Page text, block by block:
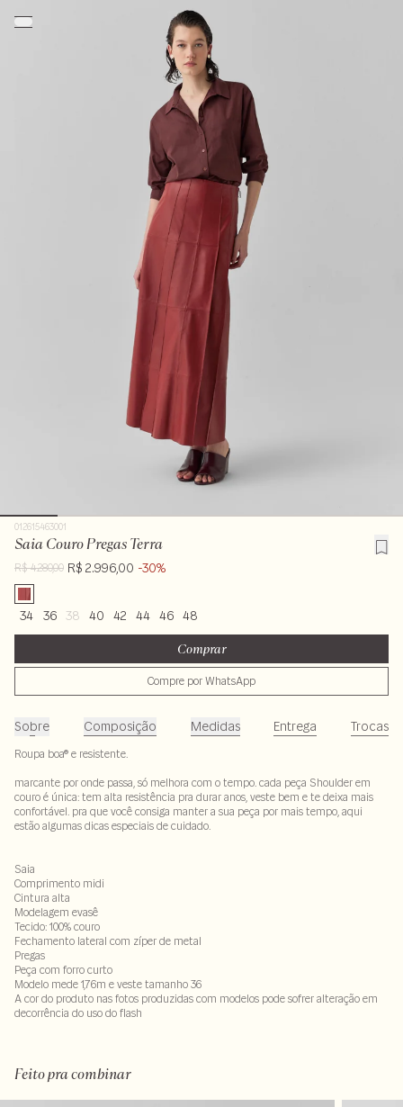
012615463001
Saia Couro Pregas Terra
R$ 4.280,00 R$ 2.996,00 -30%
34 36 38 40 42 44 46 48
Comprar
Compre por WhatsApp
Sobre Composição Medidas Entrega Trocas
Roupa boa® e resistente.
marcante por onde passa, só melhora com o tempo. cada peça Shoulder em
couro é única: tem alta resistência pra durar anos, veste bem e te deixa mais
confortável. pra que você consiga manter a sua peça por mais tempo, aqui
estão algumas dicas especiais de cuidado.
Saia
Comprimento midi
Cintura alta
Modelagem evasê
Tecido: 100% couro
Fechamento lateral com zíper de metal
Pregas
Peça com forro curto
Modelo mede 1,76m e veste tamanho 36
A cor do produto nas fotos produzidas com modelos pode sofrer alteração em
decorrência do uso do flash
Feito pra combinar